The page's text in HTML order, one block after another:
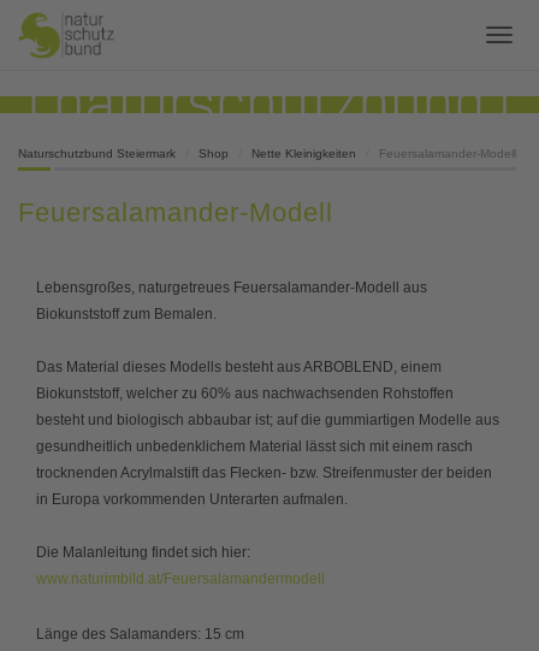
Naturschutzbund Steiermark Shop Nette Kleinigkeiten Feuersalamander-Modell
Feuersalamander-Modell
Lebensgroßes, naturgetreues Feuersalamander-Modell aus
Biokunststoff zum Bemalen.
Das Material dieses Modells besteht aus ARBOBLEND, einem
Biokunststoff, welcher zu 60% aus nachwachsenden Rohstoffen
besteht und biologisch abbaubar ist; auf die gummiartigen Modelle aus
gesundheitlich unbedenklichem Material lässt sich mit einem rasch
trocknenden Acrylmalstift das Flecken- bzw. Streifenmuster der beiden
in Europa vorkommenden Unterarten aufmalen.
Die Malanleitung findet sich hier:
www.naturimbild.at/Feuersalamandermodell
Länge des Salamanders: 15 cm